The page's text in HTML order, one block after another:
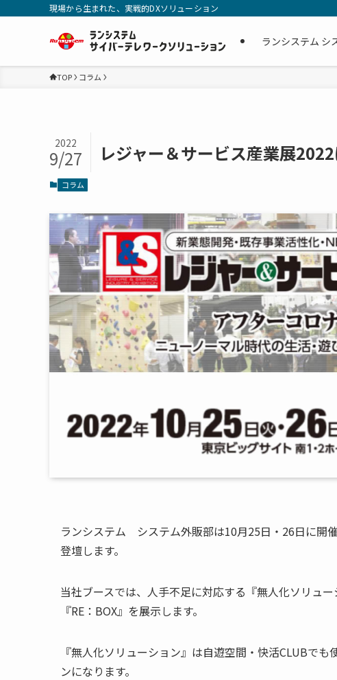
現場から生まれた、実戦的DXソリューション
ランシステム シ
TOP コラム
レジャー＆サービス産業展
2022
9/27
コラム
ランシステム システム外販部は10月25日・26日に開
登壇します。
当社ブースでは、人手不足に対応する『無人化ソリュ
『RE：BOX』を展示します。
『無人化ソリューション』は自遊空間・快活CLUBで
ンになります。